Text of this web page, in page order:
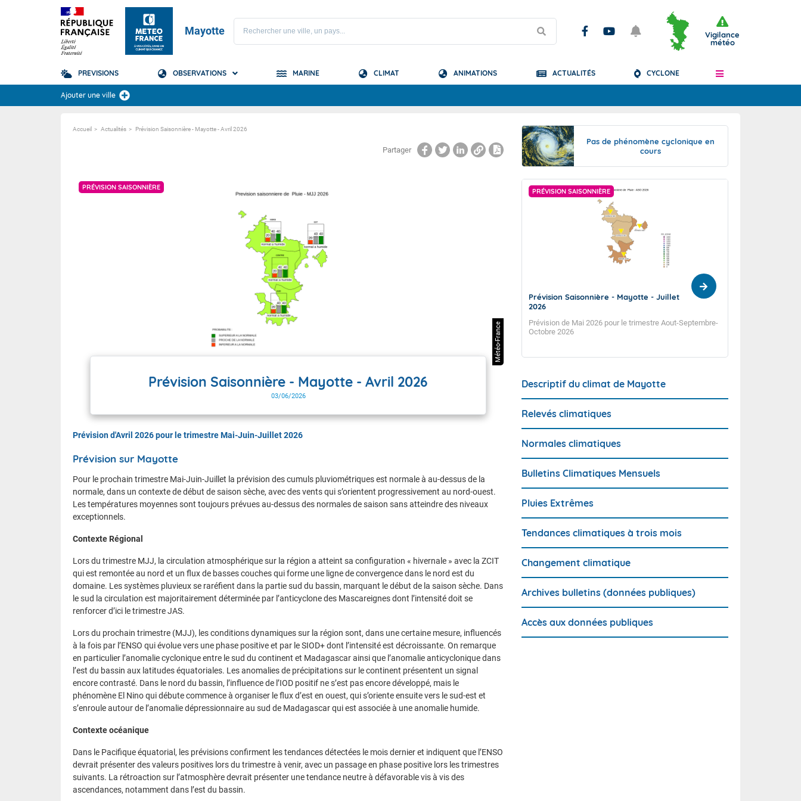
Mayotte
Prévisions
TOUS LES RÉSULTATS
Articles
Vigilance
météo
PREVISIONS OBSERVATIONS MARINE CLIMAT ANIMATIONS ACTUALITÉS CYCLONE
Ajouter une ville
Accueil Actualités Prévision Saisonnière - Mayotte - Avril 2026
Partager
PRÉVISION SAISONNIÈRE
Météo-France
Prévision Saisonnière - Mayotte - Avril 2026
03/06/2026
Prévision d'Avril 2026 pour le trimestre Mai-Juin-Juillet 2026
Prévision sur Mayotte
Pour le prochain trimestre Mai-Juin-Juillet la prévision des cumuls pluviométriques est normale à au-dessus de la
normale, dans un contexte de début de saison sèche, avec des vents qui s’orientent progressivement au nord-ouest.
Les températures moyennes sont toujours prévues au-dessus des normales de saison sans atteindre des niveaux
exceptionnels.
Contexte Régional
Lors du trimestre MJJ, la circulation atmosphérique sur la région a atteint sa configuration « hivernale » avec la ZCIT
qui est remontée au nord et un flux de basses couches qui forme une ligne de convergence dans le nord est du
domaine. Les systèmes pluvieux se raréfient dans la partie sud du bassin, marquant le début de la saison sèche. Dans
le sud la circulation est majoritairement déterminée par l’anticyclone des Mascareignes dont l’intensité doit se
renforcer d’ici le trimestre JAS.
Lors du prochain trimestre (MJJ), les conditions dynamiques sur la région sont, dans une certaine mesure, influencés
à la fois par l’ENSO qui évolue vers une phase positive et par le SIOD+ dont l’intensité est décroissante. On remarque
en particulier l’anomalie cyclonique entre le sud du continent et Madagascar ainsi que l’anomalie anticyclonique dans
l’est du bassin aux latitudes équatoriales. Les anomalies de précipitations sur le continent présentent un signal
encore contrasté. Dans le nord du bassin, l’influence de l’IOD positif ne s’est pas encore développé, mais le
phénomène El Nino qui débute commence à organiser le flux d’est en ouest, qui s’oriente ensuite vers le sud-est et
s’enroule autour de l’anomalie dépressionnaire au sud de Madagascar qui est associée à une anomalie humide.
Contexte océanique
Dans le Pacifique équatorial, les prévisions confirment les tendances détectées le mois dernier et indiquent que l’ENSO
devrait présenter des valeurs positives lors du trimestre à venir, avec un passage en phase positive lors les trimestres
suivants. La rétroaction sur l’atmosphère devrait présenter une tendance neutre à défavorable vis à vis des
ascendances, notamment dans l’est du bassin.
Pas de phénomène cyclonique en
cours
PRÉVISION SAISONNIÈRE
Prévision de Mai 2026 pour le trimestre Juin-Juillet-Aout
PRÉVISION SAISONNIÈRE
Prévision Saisonnière - Mayotte - Juillet
2026
Prévision de Mai 2026 pour le trimestre Aout-Septembre-
Octobre 2026
Descriptif du climat de Mayotte
Relevés climatiques
Normales climatiques
Bulletins Climatiques Mensuels
Pluies Extrêmes
Tendances climatiques à trois mois
Changement climatique
Archives bulletins (données publiques)
Accès aux données publiques